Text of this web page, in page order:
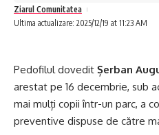
Ultima actualizare: 2025/12/19 at 11:23 AM
Ziarul Comunitatea
Pedofilul dovedit Șerban
arestat pe 16 decembrie, sub
mai mulți copii într-un parc, a
preventive dispuse de către